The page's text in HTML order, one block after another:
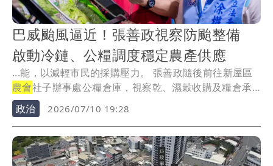
巴威颱風逼近！張善政視察防颱整備
啟動冷鏈、公糧調度穩定農產供應
...能，以減輕市民的採購壓力。 張善政隨後前往新屋區
農會社子辦事處公糧倉庫，視察乾、濕穀收購及糧倉承
載...
政治 2026/07/10 19:28